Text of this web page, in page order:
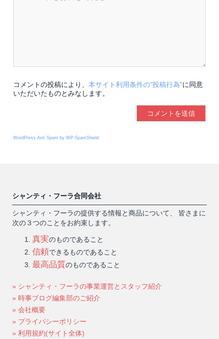
コメントの投稿により、 本サイト利用条件の"投稿行為"に同意
いただいたものとみなします。
WordPress Anti Spam by WP-SpamShield
シャンティ・フーラ合同会社
シャンティ・フーラの提供する情報と商品について、 皆さまに
次の３つのことをお約束します。
真実のものであること
信頼できるものであること
最高品質のものであること
» シャンティ・フーラの事業運営とスタッフ紹介
» 時事ブログ編集部のご紹介
» 会社概要
» プライバシーポリシー
» 利用規約(サイト全体)